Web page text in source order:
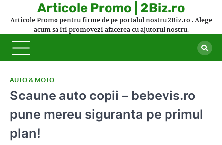
Articole Promo | 2Biz.ro
Articole Promo pentru firme de pe portalul nostru 2Biz.ro . Alege
acum sa iti promovezi afacerea cu ajutorul nostru.
AUTO & MOTO
Scaune auto copii – bebevis.ro
pune mereu siguranta pe primul
plan!